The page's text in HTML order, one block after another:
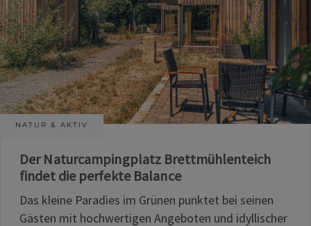
NATUR & AKTIV
Der Naturcampingplatz Brettmühlenteich
findet die perfekte Balance
Das kleine Paradies im Grünen punktet bei seinen
Gästen mit hochwertigen Angeboten und idyllischer